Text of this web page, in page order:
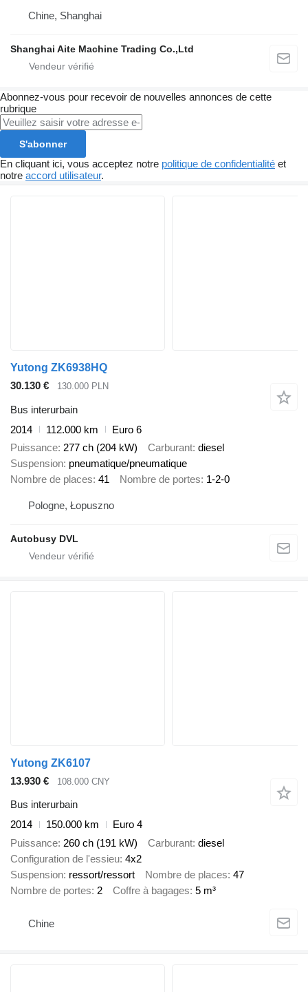
Chine, Shanghai
Shanghai Aite Machine Trading Co.,Ltd
Abonnez-vous pour recevoir de nouvelles annonces de cette
rubrique
S'abonner
En cliquant ici, vous acceptez notre politique de confidentialité et
notre accord utilisateur.
Yutong ZK6938HQ
30.130 €
130.000 PLN
Bus interurbain
2014
112.000 km
Euro 6
Puissance 277 ch (204 kW) Carburant diesel
Suspension pneumatique/pneumatique
Nombre de places 41 Nombre de portes 1-2-0
Pologne, Łopuszno
Autobusy DVL
Yutong ZK6107
13.930 €
108.000 CNY
Bus interurbain
2014
150.000 km
Euro 4
Puissance 260 ch (191 kW) Carburant diesel
Configuration de l'essieu 4x2
Suspension ressort/ressort Nombre de places 47
Nombre de portes 2 Coffre à bagages 5 m³
Chine